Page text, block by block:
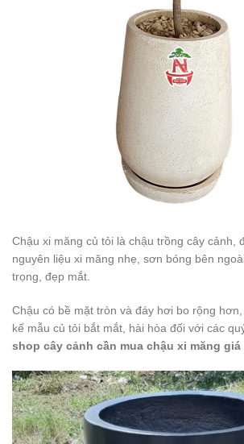
Chậu xi măng củ tỏi là chậu trồng cây cảnh,
nguyên liệu xi măng nhẹ, sơn bóng bên
trọng, đẹp mắt.
Chậu có bề mặt tròn và đáy hơi bo rộng
kế mẫu củ tỏi bắt mắt, hài hòa đối với các
shop cây cảnh cần mua chậu xi măng giá